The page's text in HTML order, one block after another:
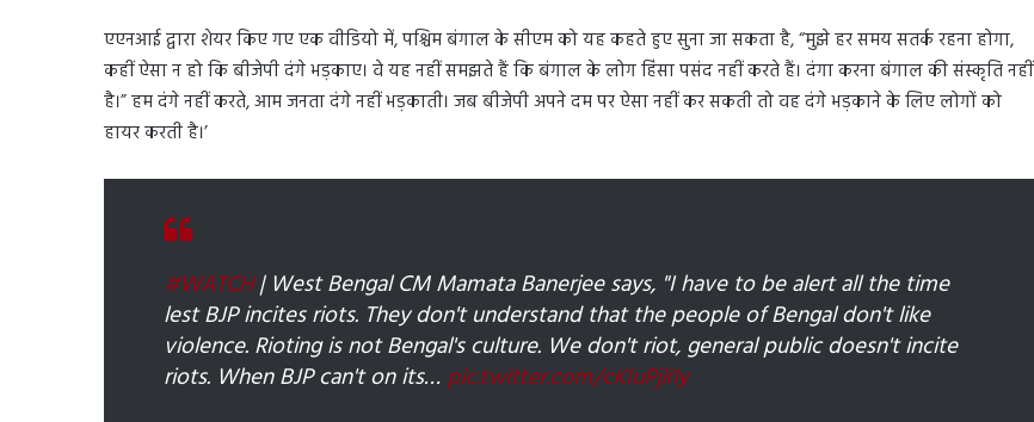
एएनआई द्वारा शेयर किए गए एक वीडियो में, पश्चिम बंगाल के सीएम को यह कहते हुए सुना जा सकता है, “मुझे हर समय सतर्क रहना होगा,
कहीं ऐसा न हो कि बीजेपी दंगे भड़काए। वे यह नहीं समझते हैं कि बंगाल के लोग हिंसा पसंद नहीं करते हैं। दंगा करना बंगाल की संस्कृति नहीं
है।” हम दंगे नहीं करते, आम जनता दंगे नहीं भड़काती। जब बीजेपी अपने दम पर ऐसा नहीं कर सकती तो वह दंगे भड़काने के लिए लोगों को
हायर करती है।’
#WATCH| West Bengal CM Mamata Banerjee says, "I have to be alert all the time
lest BJP incites riots. They don't understand that the people of Bengal don't like
violence. Rioting is not Bengal's culture. We don't riot, general public doesn't incite
riots. When BJP can't on its…pic.twitter.com/cKIuPjli1y